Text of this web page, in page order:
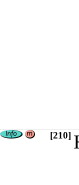
[210]